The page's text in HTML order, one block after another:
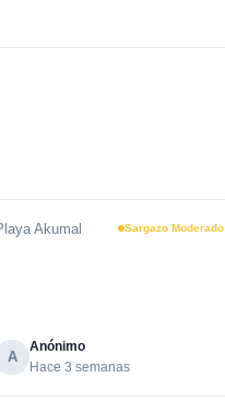
Akumal Sargazo Moderado
A
Anónimo
Hace 3 semanas